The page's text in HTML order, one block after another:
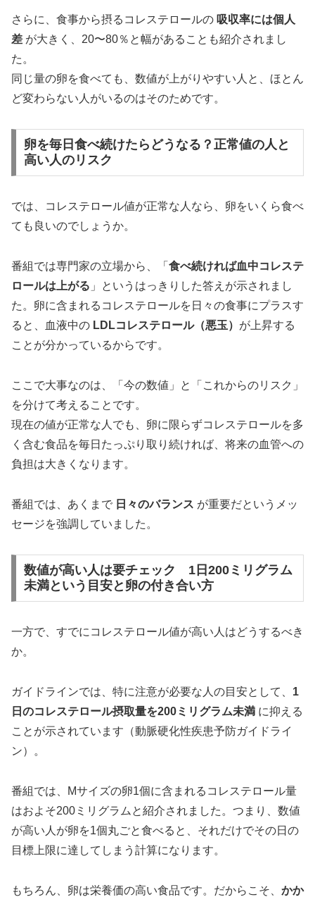
さらに、食事から摂るコレステロールの 吸収率には個人
差 が大きく、20〜80％と幅があることも紹介されまし
た。
同じ量の卵を食べても、数値が上がりやすい人と、ほとん
ど変わらない人がいるのはそのためです。
卵を毎日食べ続けたらどうなる？正常値の人と
高い人のリスク
では、コレステロール値が正常な人なら、卵をいくら食べ
ても良いのでしょうか。
番組では専門家の立場から、「 食べ続ければ血中コレステ
ロールは上がる 」というはっきりした答えが示されまし
た。卵に含まれるコレステロールを日々の食事にプラスす
ると、血液中の LDLコレステロール（悪玉） が上昇する
ことが分かっているからです。
ここで大事なのは、「今の数値」と「これからのリスク」
を分けて考えることです。
現在の値が正常な人でも、卵に限らずコレステロールを多
く含む食品を毎日たっぷり取り続ければ、将来の血管への
負担は大きくなります。
番組では、あくまで 日々のバランス が重要だというメッ
セージを強調していました。
数値が高い人は要チェック 1日200ミリグラム
未満という目安と卵の付き合い方
一方で、すでにコレステロール値が高い人はどうするべき
か。
ガイドラインでは、特に注意が必要な人の目安として、 1
日のコレステロール摂取量を200ミリグラム未満 に抑える
ことが示されています（動脈硬化性疾患予防ガイドライ
ン）。
番組では、Mサイズの卵1個に含まれるコレステロール量
はおよそ200ミリグラムと紹介されました。つまり、数値
が高い人が卵を1個丸ごと食べると、それだけでその日の
目標上限に達してしまう計算になります。
もちろん、卵は栄養価の高い食品です。だからこそ、 かか